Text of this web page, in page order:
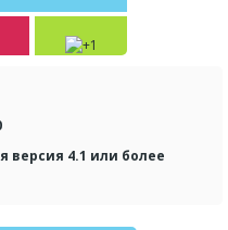
версия 4.1 или более